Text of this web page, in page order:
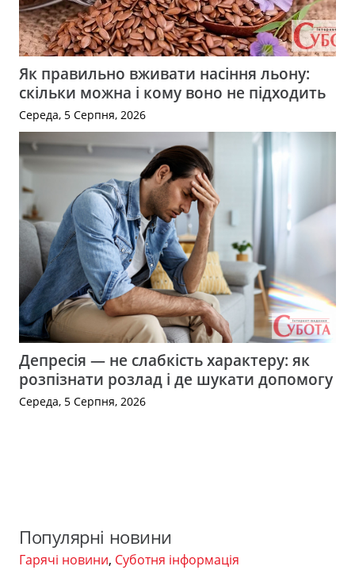
Як правильно вживати насіння льону:
скільки можна і кому воно не підходить
Середа, 5 Серпня, 2026
Депресія — не слабкість характеру: як
розпізнати розлад і де шукати допомогу
Середа, 5 Серпня, 2026
Популярні новини
Гарячі новини, Суботня інформація